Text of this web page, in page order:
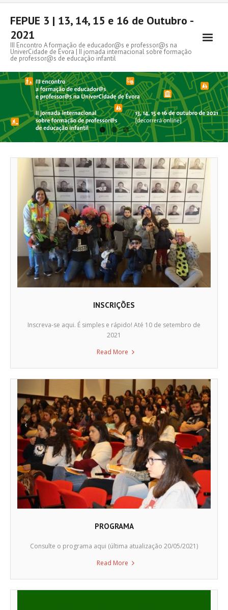
FEPUE 3 | 13, 14, 15 e 16 de Outubro -
2021
III Encontro A formação de educador@s e professor@s na
UniverCidade de Évora | II jornada internacional sobre formação
de professor@s de educação infantil
Apresentação
Programa
Conferencistas convidados
Inscrição
Organização
Apoios
Links úteis
Contactos
INSCRIÇÕES
Inscreva-se aqui. É simples e rápido! Até 10 de setembro de
2021
Read More
PROGRAMA
Consulte o programa aqui (última atualização 20/05/2021)
Read More